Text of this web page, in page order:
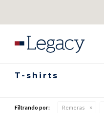
T-shirts
Filtrando por: Remeras